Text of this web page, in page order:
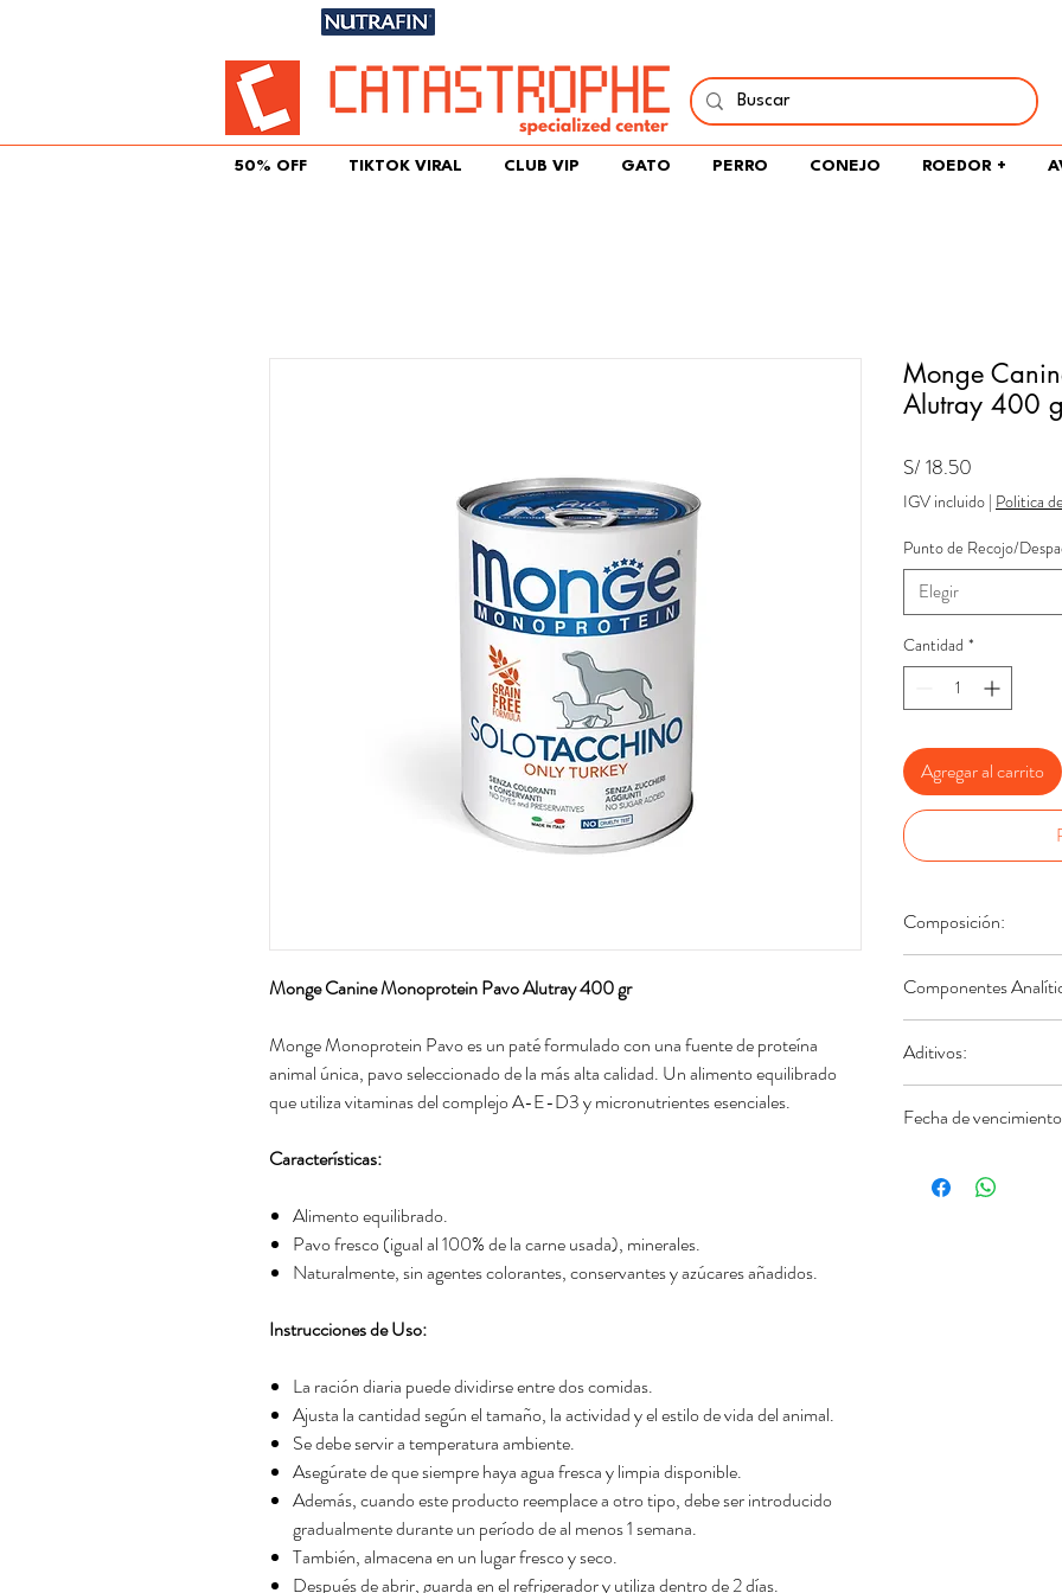
50% OFF TIKTOK VIRAL CLUB VIP GATO PERRO CONEJO ROEDOR +
Monge Canine Monoprotein Pavo Alutray 400 gr
Monge Monoprotein Pavo es un paté formulado con una fuente de proteína
animal única, pavo seleccionado de la más alta calidad. Un alimento equilibrado
que utiliza vitaminas del complejo A-E-D3 y micronutrientes esenciales.
Características:
Alimento equilibrado.
Pavo fresco (igual al 100% de la carne usada), minerales.
Naturalmente, sin agentes colorantes, conservantes y azúcares añadidos.
Instrucciones de Uso:
La ración diaria puede dividirse entre dos comidas.
Ajusta la cantidad según el tamaño, la actividad y el estilo de vida del animal.
Se debe servir a temperatura ambiente.
Asegúrate de que siempre haya agua fresca y limpia disponible.
Además, cuando este producto reemplace a otro tipo, debe ser introducido
gradualmente durante un período de al menos 1 semana.
También, almacena en un lugar fresco y seco.
Después de abrir, guarda en el refrigerador y utiliza dentro de 2 días.
Monge
Alutray 400
S/ 18.50
IGV incluido | Politica
Punto de Recojo/
Elegir
Cantidad *
Agregar al carrito
Composición:
Componentes
6,5%, Ceniza Bruta:
Aditivos:
Vitamina A (Acetato
25 mg, Zinc (Óxido
Fecha de vencimiento